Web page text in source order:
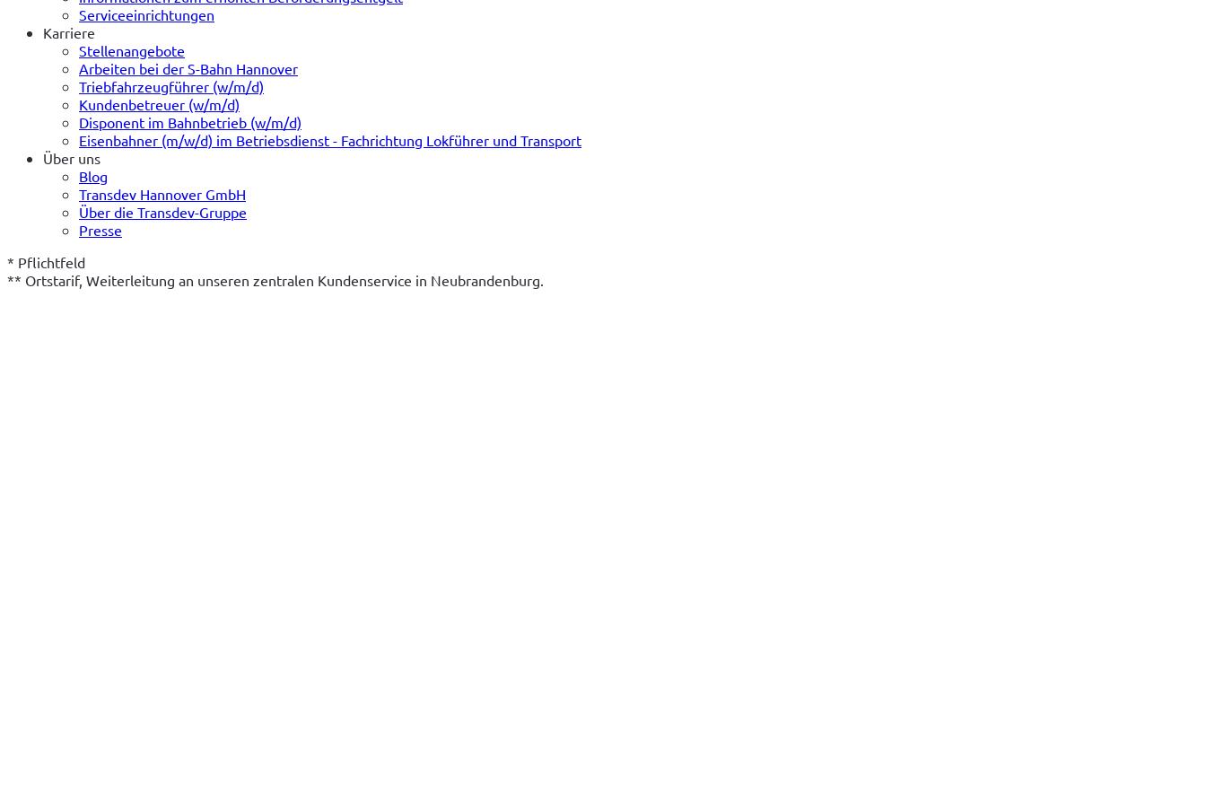
Serviceeinrichtungen
Karriere
Stellenangebote
Arbeiten bei der S-Bahn Hannover
Triebfahrzeugführer (w/m/d)
Kundenbetreuer (w/m/d)
Disponent im Bahnbetrieb (w/m/d)
Eisenbahner (m/w/d) im Betriebsdienst - Fachrichtung Lokführer und Transport
Über uns
Blog
Transdev Hannover GmbH
Über die Transdev-Gruppe
Presse
* Pflichtfeld
** Ortstarif, Weiterleitung an unseren zentralen Kundenservice in Neubrandenburg.